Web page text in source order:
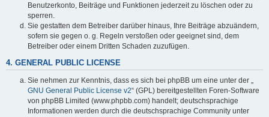
Benutzerkonto, Beiträge und Funktionen jederzeit zu löschen oder zu
sperren.
Sie gestatten dem Betreiber darüber hinaus, Ihre Beiträge abzuändern,
sofern sie gegen o. g. Regeln verstoßen oder geeignet sind, dem
Betreiber oder einem Dritten Schaden zuzufügen.
4. GENERAL PUBLIC LICENSE
Sie nehmen zur Kenntnis, dass es sich bei phpBB um eine unter der „
GNU General Public License v2“ (GPL) bereitgestellten Foren-Software
von phpBB Limited (www.phpbb.com) handelt; deutschsprachige
Informationen werden durch die deutschsprachige Community unter